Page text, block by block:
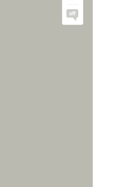
off